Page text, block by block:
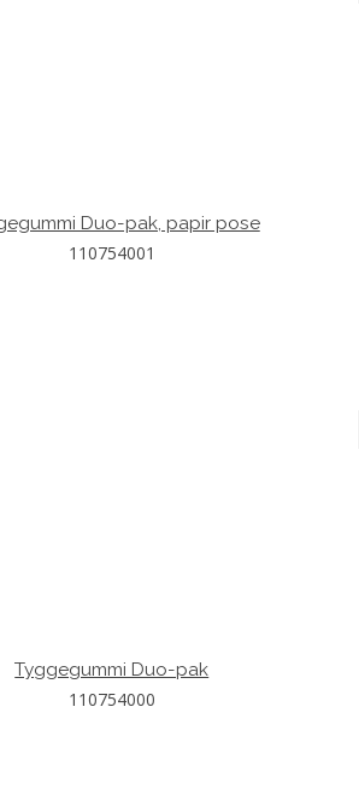
Duo-pak, papir pose
110754001
Tyggegummi Duo-pak
110754000